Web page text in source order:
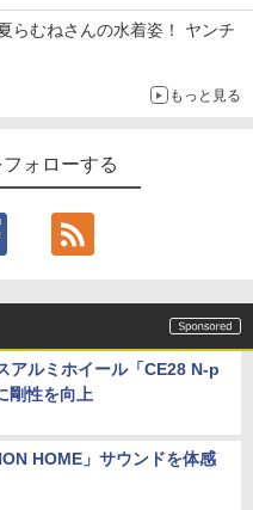
らむねさんの水着姿！ ヤンチ
もっと見る
ォローする
アルミホイール「CE28 N-p
剛性を向上
HOME」サウンドを体感